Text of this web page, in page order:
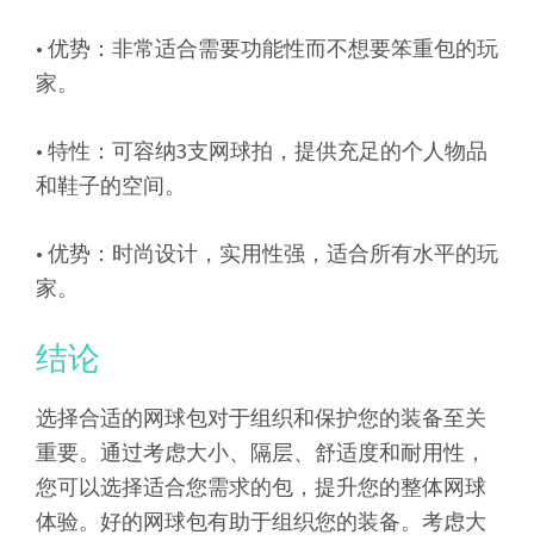
• 优势：非常适合需要功能性而不想要笨重包的玩
家。
• 特性：可容纳3支网球拍，提供充足的个人物品
和鞋子的空间。
• 优势：时尚设计，实用性强，适合所有水平的玩
家。
结论
选择合适的网球包对于组织和保护您的装备至关
重要。通过考虑大小、隔层、舒适度和耐用性，
您可以选择适合您需求的包，提升您的整体网球
体验。好的网球包有助于组织您的装备。考虑大